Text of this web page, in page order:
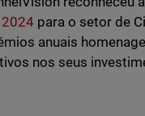
para o setor de
anuais
nos seus